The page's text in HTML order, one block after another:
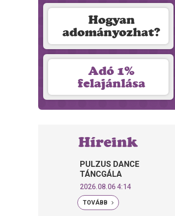
Hogyan
adományozhat?
Adó 1%
felajánlása
Híreink
PULZUS DANCE
TÁNCGÁLA
2026.08.06 4:14
TOVÁBB